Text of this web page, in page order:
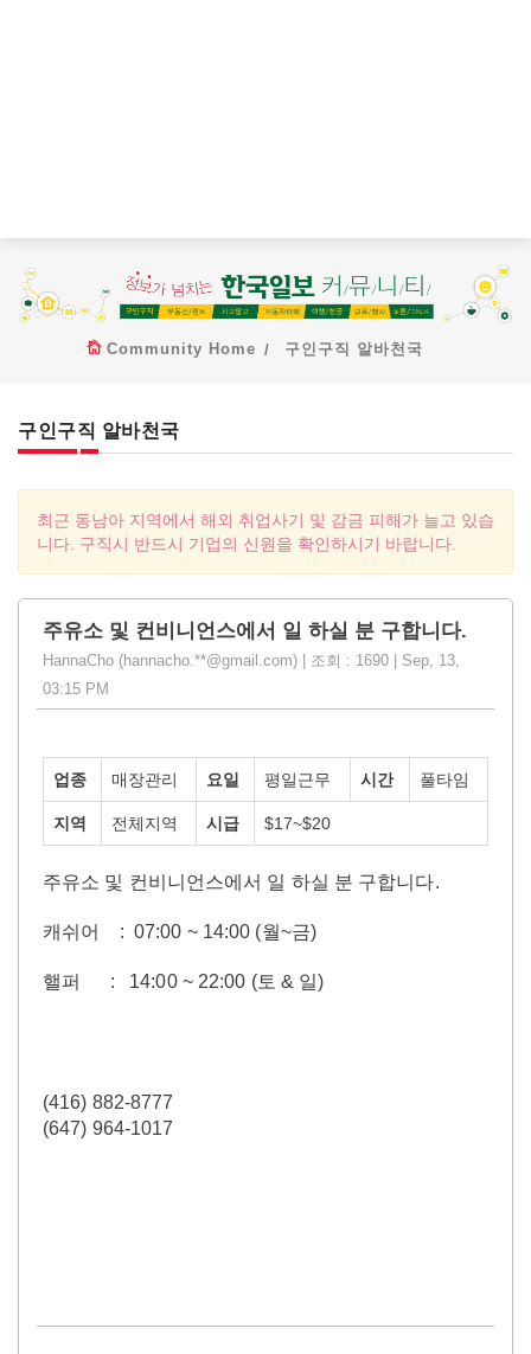
Community Home 구인구직 알바천국
구인구직 알바천국
최근 동남아 지역에서 해외 취업사기 및 감금 피해가 늘고 있습
니다. 구직시 반드시 기업의 신원을 확인하시기 바랍니다.
주유소 및 컨비니언스에서 일 하실 분 구합니다.
HannaCho (hannacho.**@gmail.com) | 조회 : 1690 | Sep, 13,
03:15 PM
업종 매장관리 요일 평일근무 시간 풀타임
지역 전체지역 시급 $17~$20
주유소 및 컨비니언스에서 일 하실 분 구합니다.
캐쉬어 : 07:00 ~ 14:00 (월~금)
핼퍼 : 14:00 ~ 22:00 (토 & 일)
(416) 882-8777
(647) 964-1017